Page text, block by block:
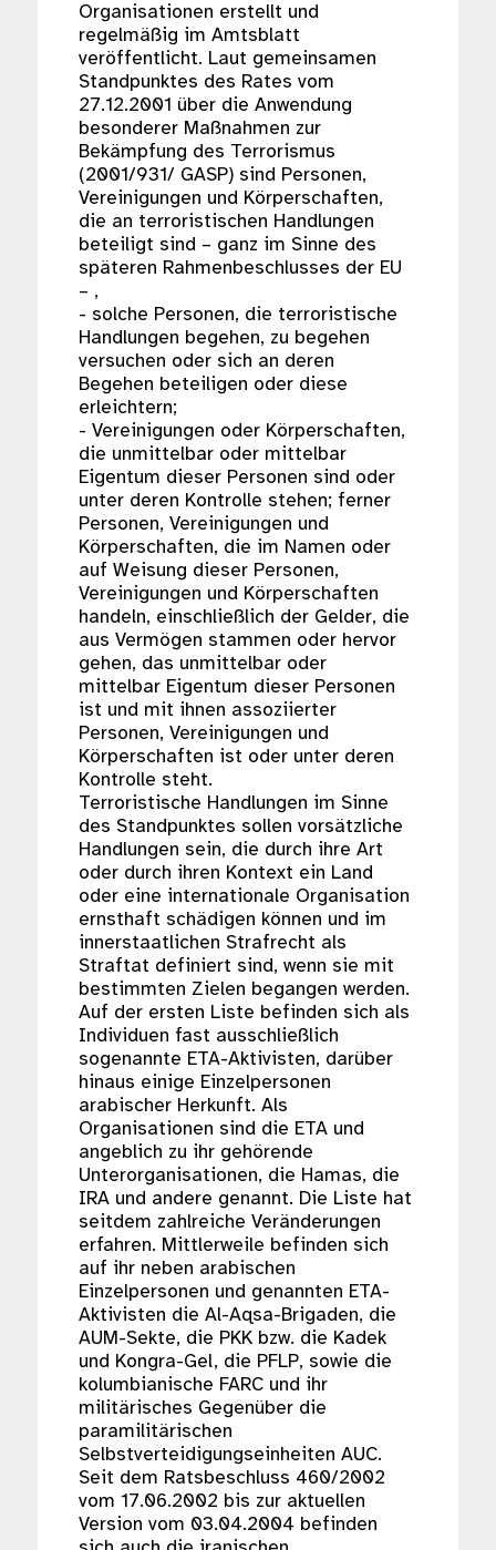
Organisationen erstellt und
regelmäßig im Amtsblatt
veröffentlicht. Laut gemeinsamen
Standpunktes des Rates vom
27.12.2001 über die Anwendung
besonderer Maßnahmen zur
Bekämpfung des Terrorismus
(2001/931/ GASP) sind Personen,
Vereinigungen und Körperschaften,
die an terroristischen Handlungen
beteiligt sind – ganz im Sinne des
späteren Rahmenbeschlusses der EU
– ,
- solche Personen, die terroristische
Handlungen begehen, zu begehen
versuchen oder sich an deren
Begehen beteiligen oder diese
erleichtern;
- Vereinigungen oder Körperschaften,
die unmittelbar oder mittelbar
Eigentum dieser Personen sind oder
unter deren Kontrolle stehen; ferner
Personen, Vereinigungen und
Körperschaften, die im Namen oder
auf Weisung dieser Personen,
Vereinigungen und Körperschaften
handeln, einschließlich der Gelder, die
aus Vermögen stammen oder hervor
gehen, das unmittelbar oder
mittelbar Eigentum dieser Personen
ist und mit ihnen assoziierter
Personen, Vereinigungen und
Körperschaften ist oder unter deren
Kontrolle steht.
Terroristische Handlungen im Sinne
des Standpunktes sollen vorsätzliche
Handlungen sein, die durch ihre Art
oder durch ihren Kontext ein Land
oder eine internationale Organisation
ernsthaft schädigen können und im
innerstaatlichen Strafrecht als
Straftat definiert sind, wenn sie mit
bestimmten Zielen begangen werden.
Auf der ersten Liste befinden sich als
Individuen fast ausschließlich
sogenannte ETA-Aktivisten, darüber
hinaus einige Einzelpersonen
arabischer Herkunft. Als
Organisationen sind die ETA und
angeblich zu ihr gehörende
Unterorganisationen, die Hamas, die
IRA und andere genannt. Die Liste hat
seitdem zahlreiche Veränderungen
erfahren. Mittlerweile befinden sich
auf ihr neben arabischen
Einzelpersonen und genannten ETA-
Aktivisten die Al-Aqsa-Brigaden, die
AUM-Sekte, die PKK bzw. die Kadek
und Kongra-Gel, die PFLP, sowie die
kolumbianische FARC und ihr
militärisches Gegenüber die
paramilitärischen
Selbstverteidigungseinheiten AUC.
Seit dem Ratsbeschluss 460/2002
vom 17.06.2002 bis zur aktuellen
Version vom 03.04.2004 befinden